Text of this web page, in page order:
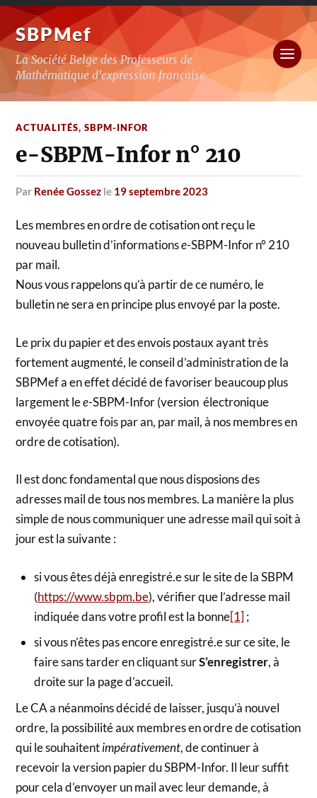
SBPMef
La Société Belge des Professeurs de
Mathématique d'expression française
ACTUALITÉS,SBPM-INFOR
e-SBPM-Infor n° 210
par Renée Gossez le 19 septembre 2023
Les membres en ordre de cotisation ont reçu le
nouveau bulletin d’informationse-SBPM-Infor n° 210
par mail.
Nous vous rappelons qu’à partir de ce numéro, le
bulletin ne sera en principe plus envoyé par la poste.
Le prix du papier et des envois postaux ayant très
fortement augmenté, le conseil d’administration de la
SBPMef a en effet décidé de favoriser beaucoup plus
largement lee-SBPM-Infor (version électronique
envoyée quatre fois par an, par mail, à nos membres en
ordre de cotisation).
Il est donc fondamental que nous disposions des
adresses mail de tous nos membres. La manière la plus
simple de nous communiquer une adresse mail qui soit à
jour est la suivante :
si vous êtes déjà enregistré.e sur le site de la SBPM
(https://www.sbpm.be), vérifier que l’adresse mail
indiquée dans votre profil est la bonne[1] ;
si vous n’êtes pas encore enregistré.e sur ce site, le
faire sans tarder en cliquant surS’enregistrer, à
droite sur la page d’accueil.
Le CA a néanmoins décidé de laisser, jusqu’à nouvel
ordre, la possibilité aux membres en ordre de cotisation
qui le souhaitentimpérativement, de continuer à
recevoir la version papier du SBPM-Infor. Il leur suffit
pour cela d’envoyer un mail avec leur demande, à